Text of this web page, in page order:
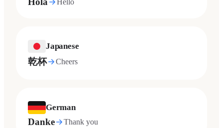
Japanese
乾杯 Cheers
German
Danke Thank you